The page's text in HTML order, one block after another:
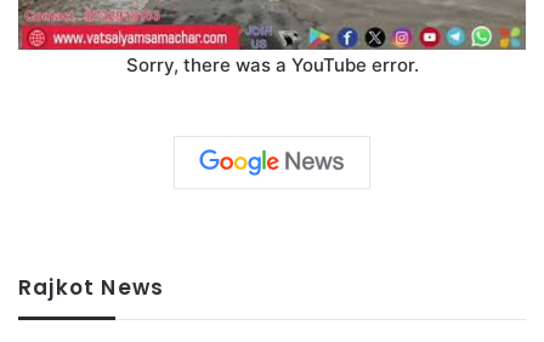
Sorry, there was a YouTube error.
Rajkot News